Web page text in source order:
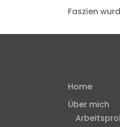
Faszien
Home
Über mich